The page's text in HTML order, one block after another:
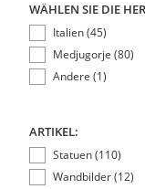
WÄHLEN SIE DIE
Italien (45)
Medjugorje (80)
Andere (1)
ARTIKEL:
Statuen (110)
Wandbilder (12)